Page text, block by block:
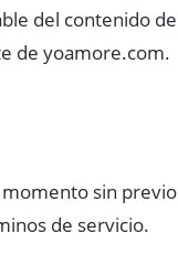
del contenido de
de yoamore.com.
sin previo
de servicio.